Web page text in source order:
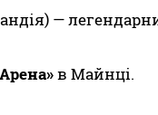
—
в Майнці.